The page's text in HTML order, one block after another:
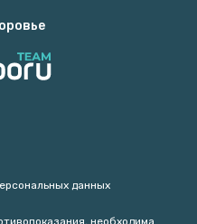
данных
необходима